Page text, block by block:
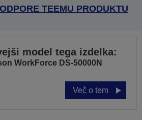
TEEMU PRODUKTU
model tega izdelka:
WorkForce DS-50000N
Več o tem